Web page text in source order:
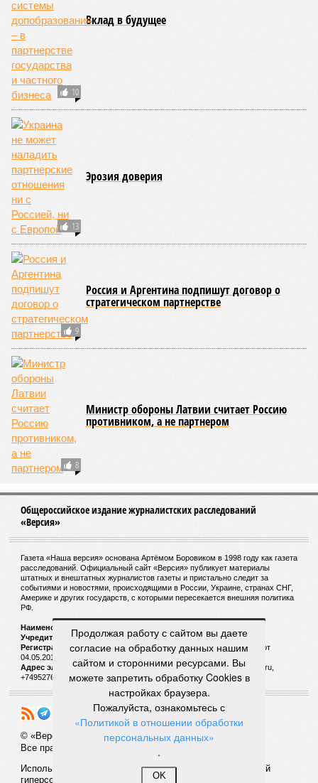
10
Вклад в будущее
13
Эрозия доверия
9
Россия и Аргентина подпишут договор о
стратегическом партнерстве
8
Министр обороны Латвии считает Россию
противником, а не партнером
Общероссийское издание журналистских расследований
«Версия»
Газета «Наша версия» основана Артёмом Боровиком в 1998 году как газета
расследований. Официальный сайт «Версия» публикует материалы
штатных и внештатных журналистов газеты и пристально следит за
событиями и новостями, происходящими в России, Украине, странах СНГ,
Америке и других государств, с которыми пересекается внешняя политика
РФ.
Наименование:
Учредитель:
ООО «Версия»,Главный редактор:Горевой Р. Г.
Регистрационный номер Роскомнадзора:ЭЛ № ФС 77 - 72681 от
04.05.2018 г.
Адрес электронной почты и телефон редакции:versia@versia.ru,
+74952760348
© «Версия»
Все права защищены
Использование материалов «Версии» без индексируемой
гиперссылки запрещено
Продолжая работу с сайтом вы даете
согласие на обработку данных нашим
сайтом и сторонними ресурсами. Вы
можете запретить обработку Cookies в
настройках браузера.
Пожалуйста, ознакомьтесь с
«Политикой в отношении обработки
персональных данных»
.
OK